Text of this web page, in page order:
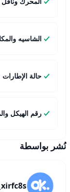
الشاسيه
حالة الإطارات
رقم الهيكل
نُشر بواسطة